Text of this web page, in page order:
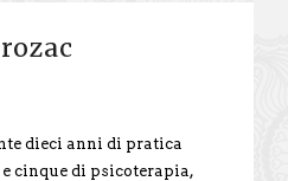
dieci anni di pratica
cinque di psicoterapia,